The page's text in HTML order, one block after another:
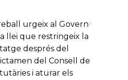
urgeix al Govern
llei que restringeix la
després del
del Consell de
i aturar els